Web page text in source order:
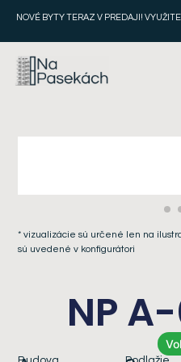
NOVÉ BYTY TERAZ V PREDAJI!
* vizualizácie sú určené len na
sú uvedené v konfigurátori
NP